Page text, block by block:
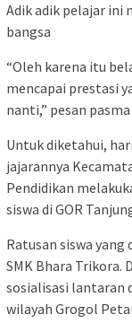
Adik adik pelajar ini
bangsa
“Oleh karena itu
mencapai prestasi
nanti,” pesan pasma
Untuk diketahui,
jajarannya
Pendidikan
siswa di GOR
Ratusan siswa
SMK Bhara Trikora.
sosialisasi lantaran
wilayah Grogol